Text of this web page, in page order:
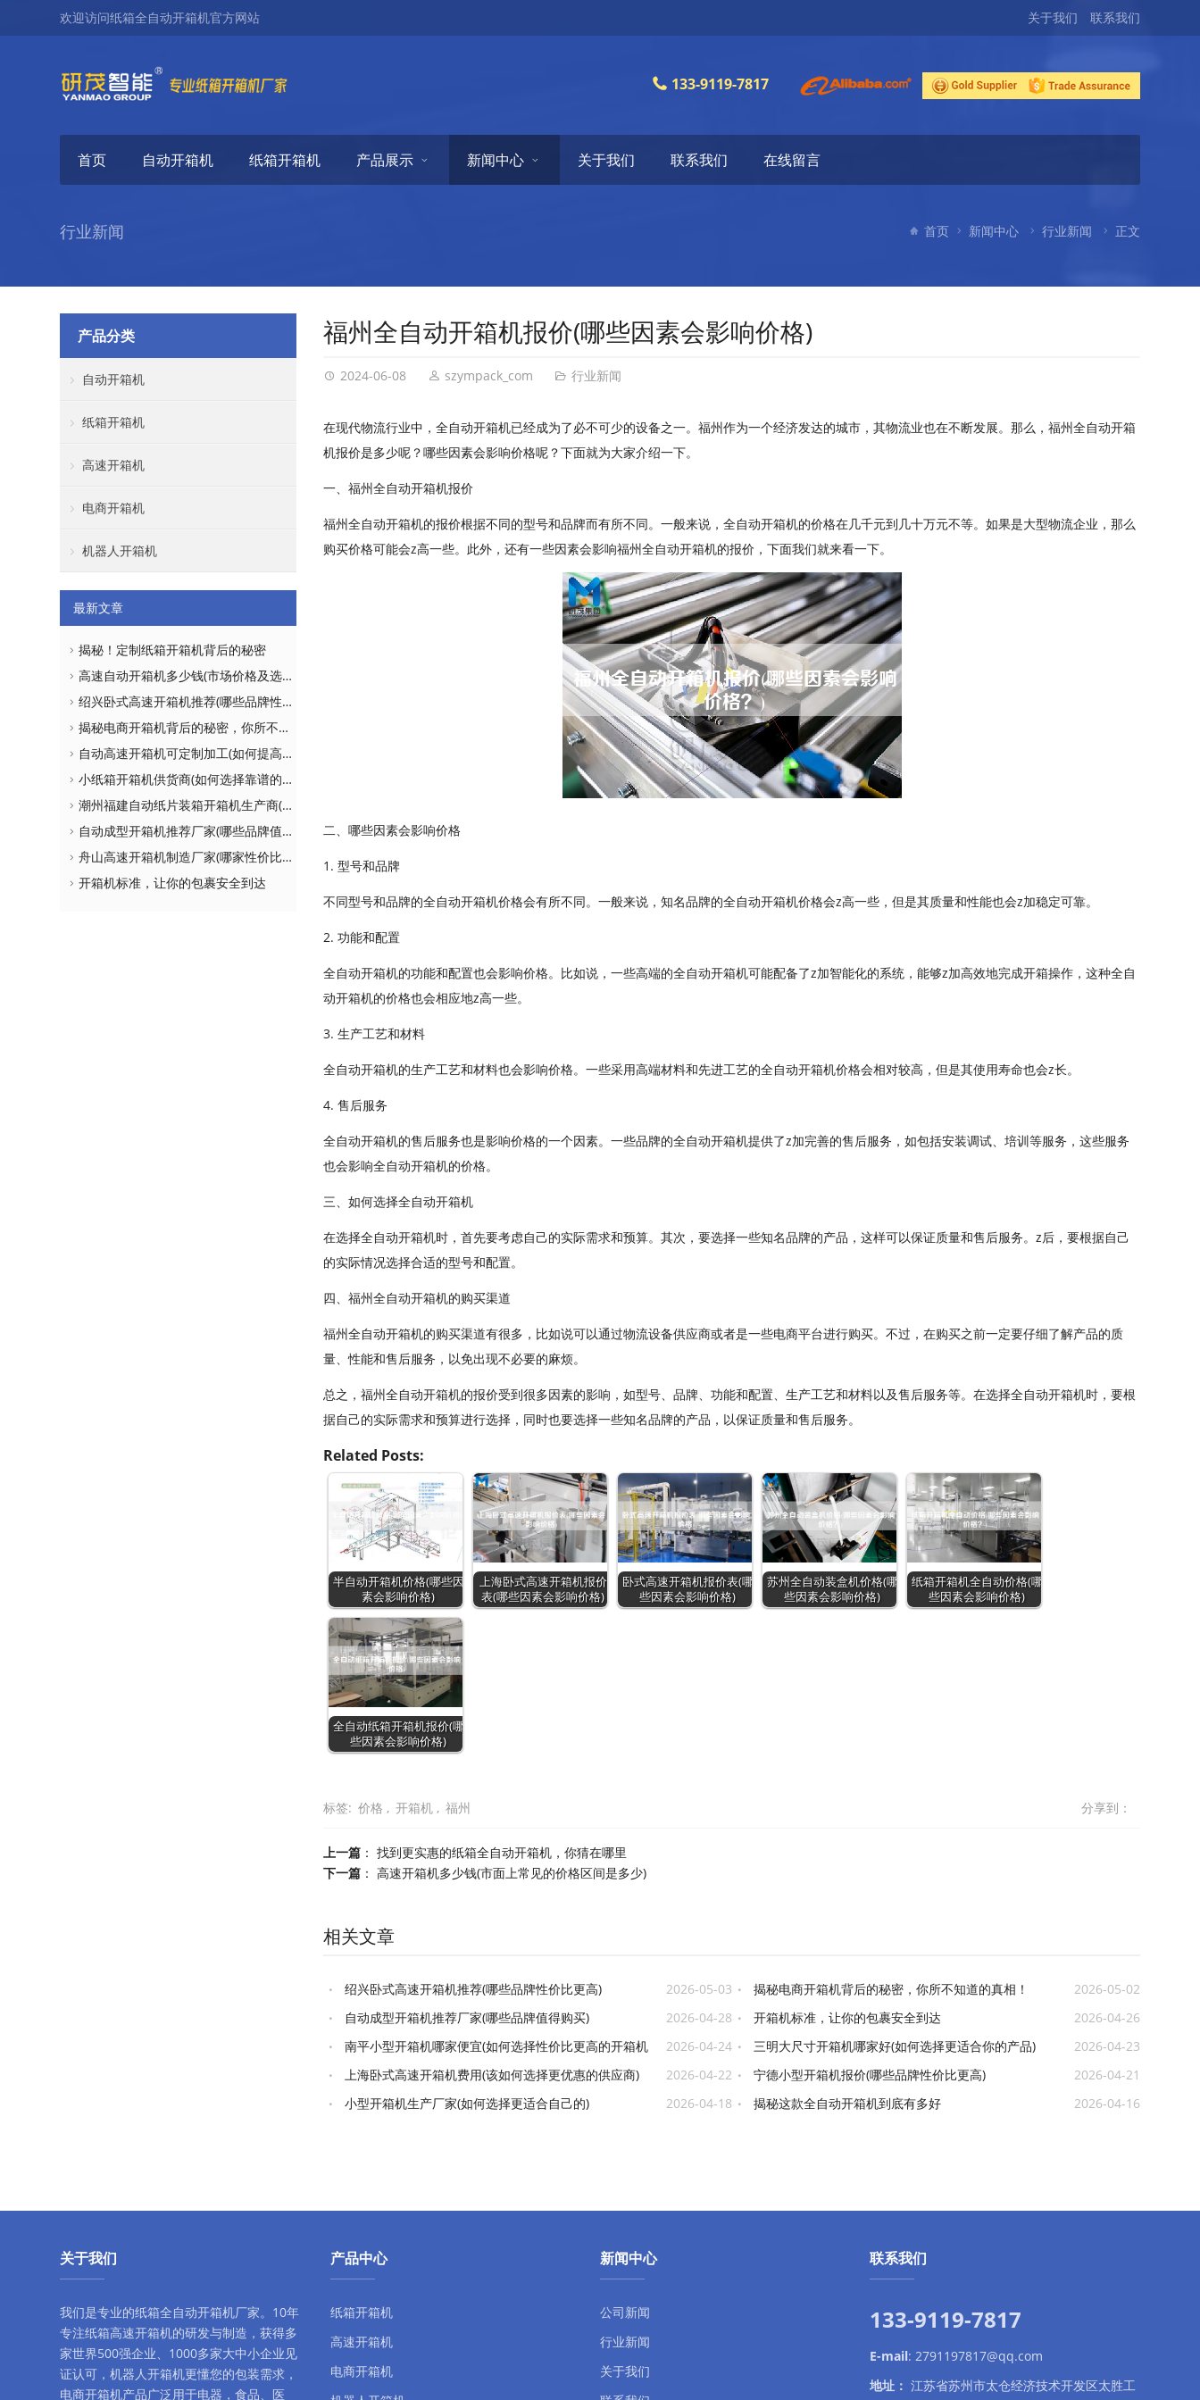
欢迎访问纸箱全自动开箱机官方网站 关于我们 联系我们
133-9119-7817
首页 自动开箱机 纸箱开箱机 产品展示 新闻中心 关于我们 联系我们 在线留言
行业新闻 首页 新闻中心 行业新闻 正文
福州全自动开箱机报价(哪些因素会影响价格)
2024-06-08 szympack_com 行业新闻
在现代物流行业中，全自动开箱机已经成为了必不可少的设备之一。福州作为一个经济发达的城市，其物流业也在不断发展。那么，福州全自动开箱
机报价是多少呢？哪些因素会影响价格呢？下面就为大家介绍一下。
一、福州全自动开箱机报价
福州全自动开箱机的报价根据不同的型号和品牌而有所不同。一般来说，全自动开箱机的价格在几千元到几十万元不等。如果是大型物流企业，那么
购买价格可能会z高一些。此外，还有一些因素会影响福州全自动开箱机的报价，下面我们就来看一下。
二、哪些因素会影响价格
1. 型号和品牌
不同型号和品牌的全自动开箱机价格会有所不同。一般来说，知名品牌的全自动开箱机价格会z高一些，但是其质量和性能也会z加稳定可靠。
2. 功能和配置
全自动开箱机的功能和配置也会影响价格。比如说，一些高端的全自动开箱机可能配备了z加智能化的系统，能够z加高效地完成开箱操作，这种全自
动开箱机的价格也会相应地z高一些。
3. 生产工艺和材料
全自动开箱机的生产工艺和材料也会影响价格。一些采用高端材料和先进工艺的全自动开箱机价格会相对较高，但是其使用寿命也会z长。
4. 售后服务
全自动开箱机的售后服务也是影响价格的一个因素。一些品牌的全自动开箱机提供了z加完善的售后服务，如包括安装调试、培训等服务，这些服务
也会影响全自动开箱机的价格。
三、如何选择全自动开箱机
在选择全自动开箱机时，首先要考虑自己的实际需求和预算。其次，要选择一些知名品牌的产品，这样可以保证质量和售后服务。z后，要根据自己
的实际情况选择合适的型号和配置。
四、福州全自动开箱机的购买渠道
福州全自动开箱机的购买渠道有很多，比如说可以通过物流设备供应商或者是一些电商平台进行购买。不过，在购买之前一定要仔细了解产品的质
量、性能和售后服务，以免出现不必要的麻烦。
总之，福州全自动开箱机的报价受到很多因素的影响，如型号、品牌、功能和配置、生产工艺和材料以及售后服务等。在选择全自动开箱机时，要根
据自己的实际需求和预算进行选择，同时也要选择一些知名品牌的产品，以保证质量和售后服务。
Related Posts:
半自动开箱机价格(哪些因
素会影响价格)
上海卧式高速开箱机报价
表(哪些因素会影响价格)
卧式高速开箱机报价表(哪
些因素会影响价格)
苏州全自动装盒机价格(哪
些因素会影响价格)
纸箱开箱机全自动价格(哪
些因素会影响价格)
全自动纸箱开箱机报价(哪
些因素会影响价格)
标签: 价格 , 开箱机 , 福州 分享到：
上一篇 ：找到更实惠的纸箱全自动开箱机，你猜在哪里
下一篇 ：高速开箱机多少钱(市面上常见的价格区间是多少)
相关文章
2026-05-03
绍兴卧式高速开箱机推荐(哪些品牌性价比更高) 2026-05-02
揭秘电商开箱机背后的秘密，你所不知道的真相！
2026-04-28
自动成型开箱机推荐厂家(哪些品牌值得购买) 2026-04-26
开箱机标准，让你的包裹安全到达
2026-04-24
南平小型开箱机哪家便宜(如何选择性价比更高的开箱机
品牌)
2026-04-23
三明大尺寸开箱机哪家好(如何选择更适合你的产品)
2026-04-22
上海卧式高速开箱机费用(该如何选择更优惠的供应商) 2026-04-21
宁德小型开箱机报价(哪些品牌性价比更高)
2026-04-18
小型开箱机生产厂家(如何选择更适合自己的) 2026-04-16
揭秘这款全自动开箱机到底有多好
产品分类
自动开箱机
纸箱开箱机
高速开箱机
电商开箱机
机器人开箱机
最新文章
揭秘！定制纸箱开箱机背后的秘密
高速自动开箱机多少钱(市场价格及选购建议)
绍兴卧式高速开箱机推荐(哪些品牌性价比更高)
揭秘电商开箱机背后的秘密，你所不知道的真相！
自动高速开箱机可定制加工(如何提高生产效率)
小纸箱开箱机供货商(如何选择靠谱的供应商)
潮州福建自动纸片装箱开箱机生产商(如何选择更适合自己的设备)
自动成型开箱机推荐厂家(哪些品牌值得购买)
舟山高速开箱机制造厂家(哪家性价比更高)
开箱机标准，让你的包裹安全到达
关于我们
我们是专业的纸箱全自动开箱机厂家。10年
专注纸箱高速开箱机的研发与制造，获得多
家世界500强企业、1000多家大中小企业见
证认可，机器人开箱机更懂您的包装需求，
电商开箱机产品广泛用于电器，食品、医
产品中心
纸箱开箱机
高速开箱机
电商开箱机
新闻中心
公司新闻
行业新闻
关于我们
联系我们
133-9119-7817
E-mail:2791197817@qq.com
地址： 江苏省苏州市太仓经济技术开发区太胜工